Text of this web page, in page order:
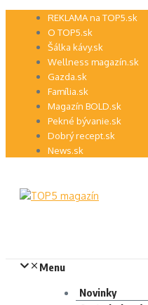
Preskočiť REKLAMA na TOP5.sk
O TOP5.sk
Šálka kávy.sk
Wellness magazín.sk
Gazda.sk
Família.sk
Magazín BOLD.sk
Pekné bývanie.sk
Dobrý recept.sk
News.sk
Menu
Novinky